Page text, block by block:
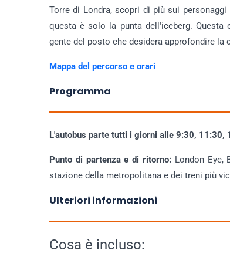
Torre di Londra, scopri di più sui
questa è solo la punta dell'iceberg.
gente del posto che desidera approfondire la
Mappa del percorso e orari
Programma
L'autobus parte tutti i giorni alle 9:30, 11:30,
Punto di partenza e di ritorno:London Eye,
stazione della metropolitana e dei treni più
Ulteriori informazioni
Cosa è incluso: